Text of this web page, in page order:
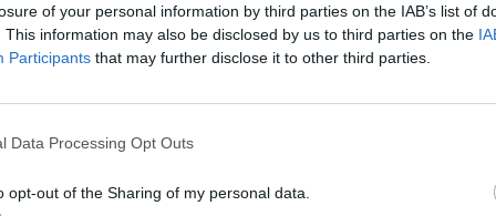
of your personal information by third parties on the IAB’s list of
This information may also be disclosed by us to third parties on the
Participants that may further disclose it to other third parties.
Data Processing Opt Outs
opt-out of the Sharing of my personal data.